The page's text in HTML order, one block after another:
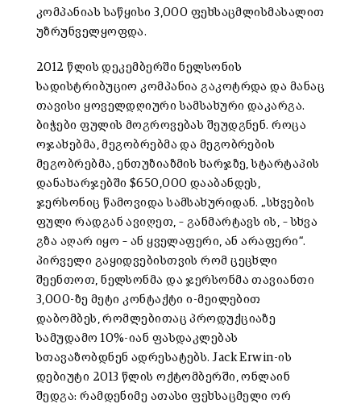
კომპანიას საწყისი 3,000 ფეხსაცმლისმასალით
უზრუნველყოფდა.
2012 წლის დეკემბერში ნელსონის
სადისტრიბუციო კომპანია გაკოტრდა და მანაც
თავისი ყოველდღიური სამსახური დაკარგა.
ბიჭები ფულის მოგროვებას შეუდგნენ. როცა
ოჯახებმა, მეგობრებმა და მეგობრების
მეგობრებმა, ენთუზიაზმის ხარჯზე, სტარტაპის
დანახარჯებში $650,000 დააბანდეს,
ჯერსონიც წამოვიდა სამსახურიდან. „სხვების
ფული რადგან ავიღეთ, – განმარტავს ის, – სხვა
გზა აღარ იყო – ან ყველაფერი, ან არაფერი“.
პირველი გაყიდვებისთვის რომ ცეცხლი
შეენთოთ, ნელსონმა და ჯერსონმა თავიანთი
3,000-ზე მეტი კონტაქტი ი-მეილებით
დაბომბეს, რომლებითაც პროდუქციაზე
სამუდამო 10%-იან ფასდაკლებას
სთავაზობდნენ ადრესატებს. Jack Erwin-ის
დებიუტი 2013 წლის ოქტომბერში, ონლაინ
შედგა: რამდენიმე ათასი ფეხსაცმელი ორ